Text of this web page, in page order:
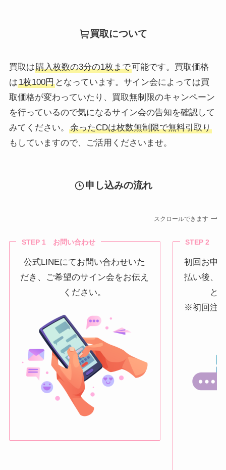
買取について
買取は購入枚数の3分の1枚まで可能です。買取価格
は1枚100円となっています。サイン会によっては買
取価格が変わっていたり、買取無制限のキャンペーン
を行っているので気になるサイン会の告知を確認して
みてください。
余ったCDは枚数無制限で無料引取り
もしていますので、ご活用くださいませ。
申し込みの流れ
スクロールできます
STEP 1 お問い合わせ
公式LINEにてお問い合わせいた
だき、ご希望のサイン会をお伝え
ください。
STEP 2 ご
初回お申
払い後、
と
※初回注